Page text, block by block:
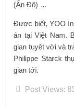
(Ấn Độ) …
Được biết, YOO
án tại Việt Nam.
gian tuyệt vời và
Philippe Starck
gian tới.
Post Views: